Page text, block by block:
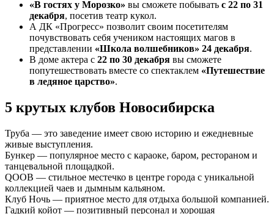
«В гостях у Морозко» вы сможете побывать с 22 по 31
декабря, посетив театр кукол.
А ДК «Прогресс» позволит своим посетителям
почувствовать себя учеником настоящих магов в
представлении «Школа волшебников» 24 декабря.
В доме актера с 22 по 30 декабря вы сможете
попутешествовать вместе со спектаклем «Путешествие
в ледяное царство».
5 крутых клубов Новосибирска
Труба — это заведение имеет свою историю и ежедневные
живые выступления.
Бункер — популярное место с караоке, баром, рестораном и
танцевальной площадкой.
QOOB — стильное местечко в центре города с уникальной
коллекцией чаев и дымным кальяном.
Клуб Ночь — приятное место для отдыха большой компанией.
Гадкий койот — позитивный персонал и хорошая